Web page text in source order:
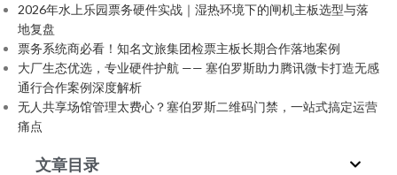
2026年水上乐园票务硬件实战｜湿热环境下的闸机主板选型与落
地复盘
票务系统商必看！知名文旅集团检票主板长期合作落地案例
大厂生态优选，专业硬件护航 —— 塞伯罗斯助力腾讯微卡打造无感
通行合作案例深度解析
无人共享场馆管理太费心？塞伯罗斯二维码门禁，一站式搞定运营
痛点
文章目录